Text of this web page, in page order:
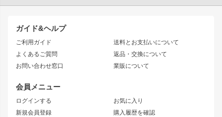
ガイド&ヘルプ
ご利用ガイド
よくあるご質問
お問い合わせ窓口
送料とお支払いについて
返品・交換について
業販について
会員メニュー
ログインする
新規会員登録
お気に入り
購入履歴を確認
JZX90 CHASER
JZX110 MARK II
JZX100 MARK II
JZX90 MARK II
トレノ
マークX
アリスト
ソアラ
アルテッツァ
エアロシリーズ
ドリフトライン
風神
雷神
レーシングライン
アタックライン
ストリームライン